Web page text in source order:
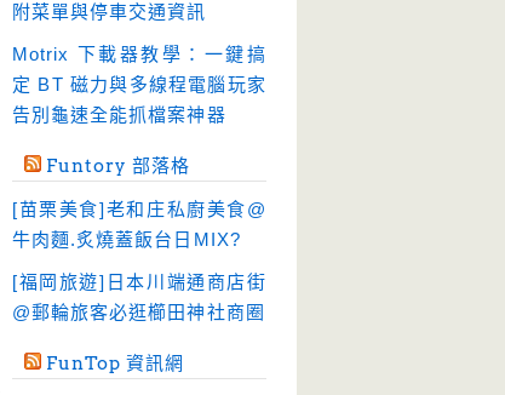
教育學習 (23)
文書工具 (91)
畫面擷取 (36)
看圖程式 (17)
硬碟工具 (64)
系統工具 (242)
附菜單與停車交通資訊
Motrix 下載器教學：一鍵搞
定 BT 磁力與多線程電腦玩家
告別龜速全能抓檔案神器
Funtory 部落格
[苗栗美食]老和庄私廚美食@
牛肉麵.炙燒蓋飯台日MIX?
[福岡旅遊]日本川端通商店街
@郵輪旅客必逛櫛田神社商圈
FunTop 資訊網